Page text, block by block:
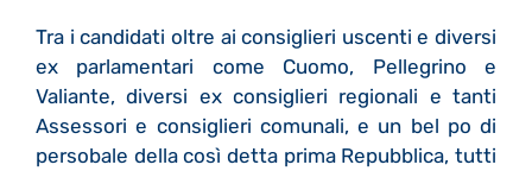
Tra i candidati oltre ai consiglieri uscenti e diversi
ex parlamentari come Cuomo, Pellegrino e
Valiante, diversi ex consiglieri regionali e tanti
Assessori e consiglieri comunali, e un bel po di
persobale della così detta prima Repubblica, tutti